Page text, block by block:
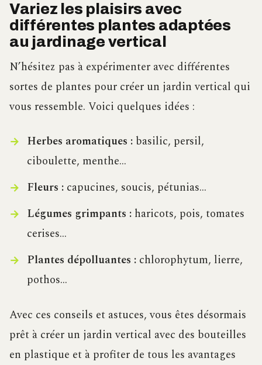
Variez les plaisirs avec
différentes plantes adaptées
au jardinage vertical
N’hésitez pas à expérimenter avec différentes
sortes de plantes pour créer un jardin vertical qui
vous ressemble. Voici quelques idées :
Herbes aromatiques :basilic, persil,
ciboulette, menthe…
Fleurs :capucines, soucis, pétunias…
Légumes grimpants :haricots, pois, tomates
cerises…
Plantes dépolluantes :chlorophytum, lierre,
pothos…
Avec ces conseils et astuces, vous êtes désormais
prêt à créer un jardin vertical avec des bouteilles
en plastique et à profiter de tous les avantages